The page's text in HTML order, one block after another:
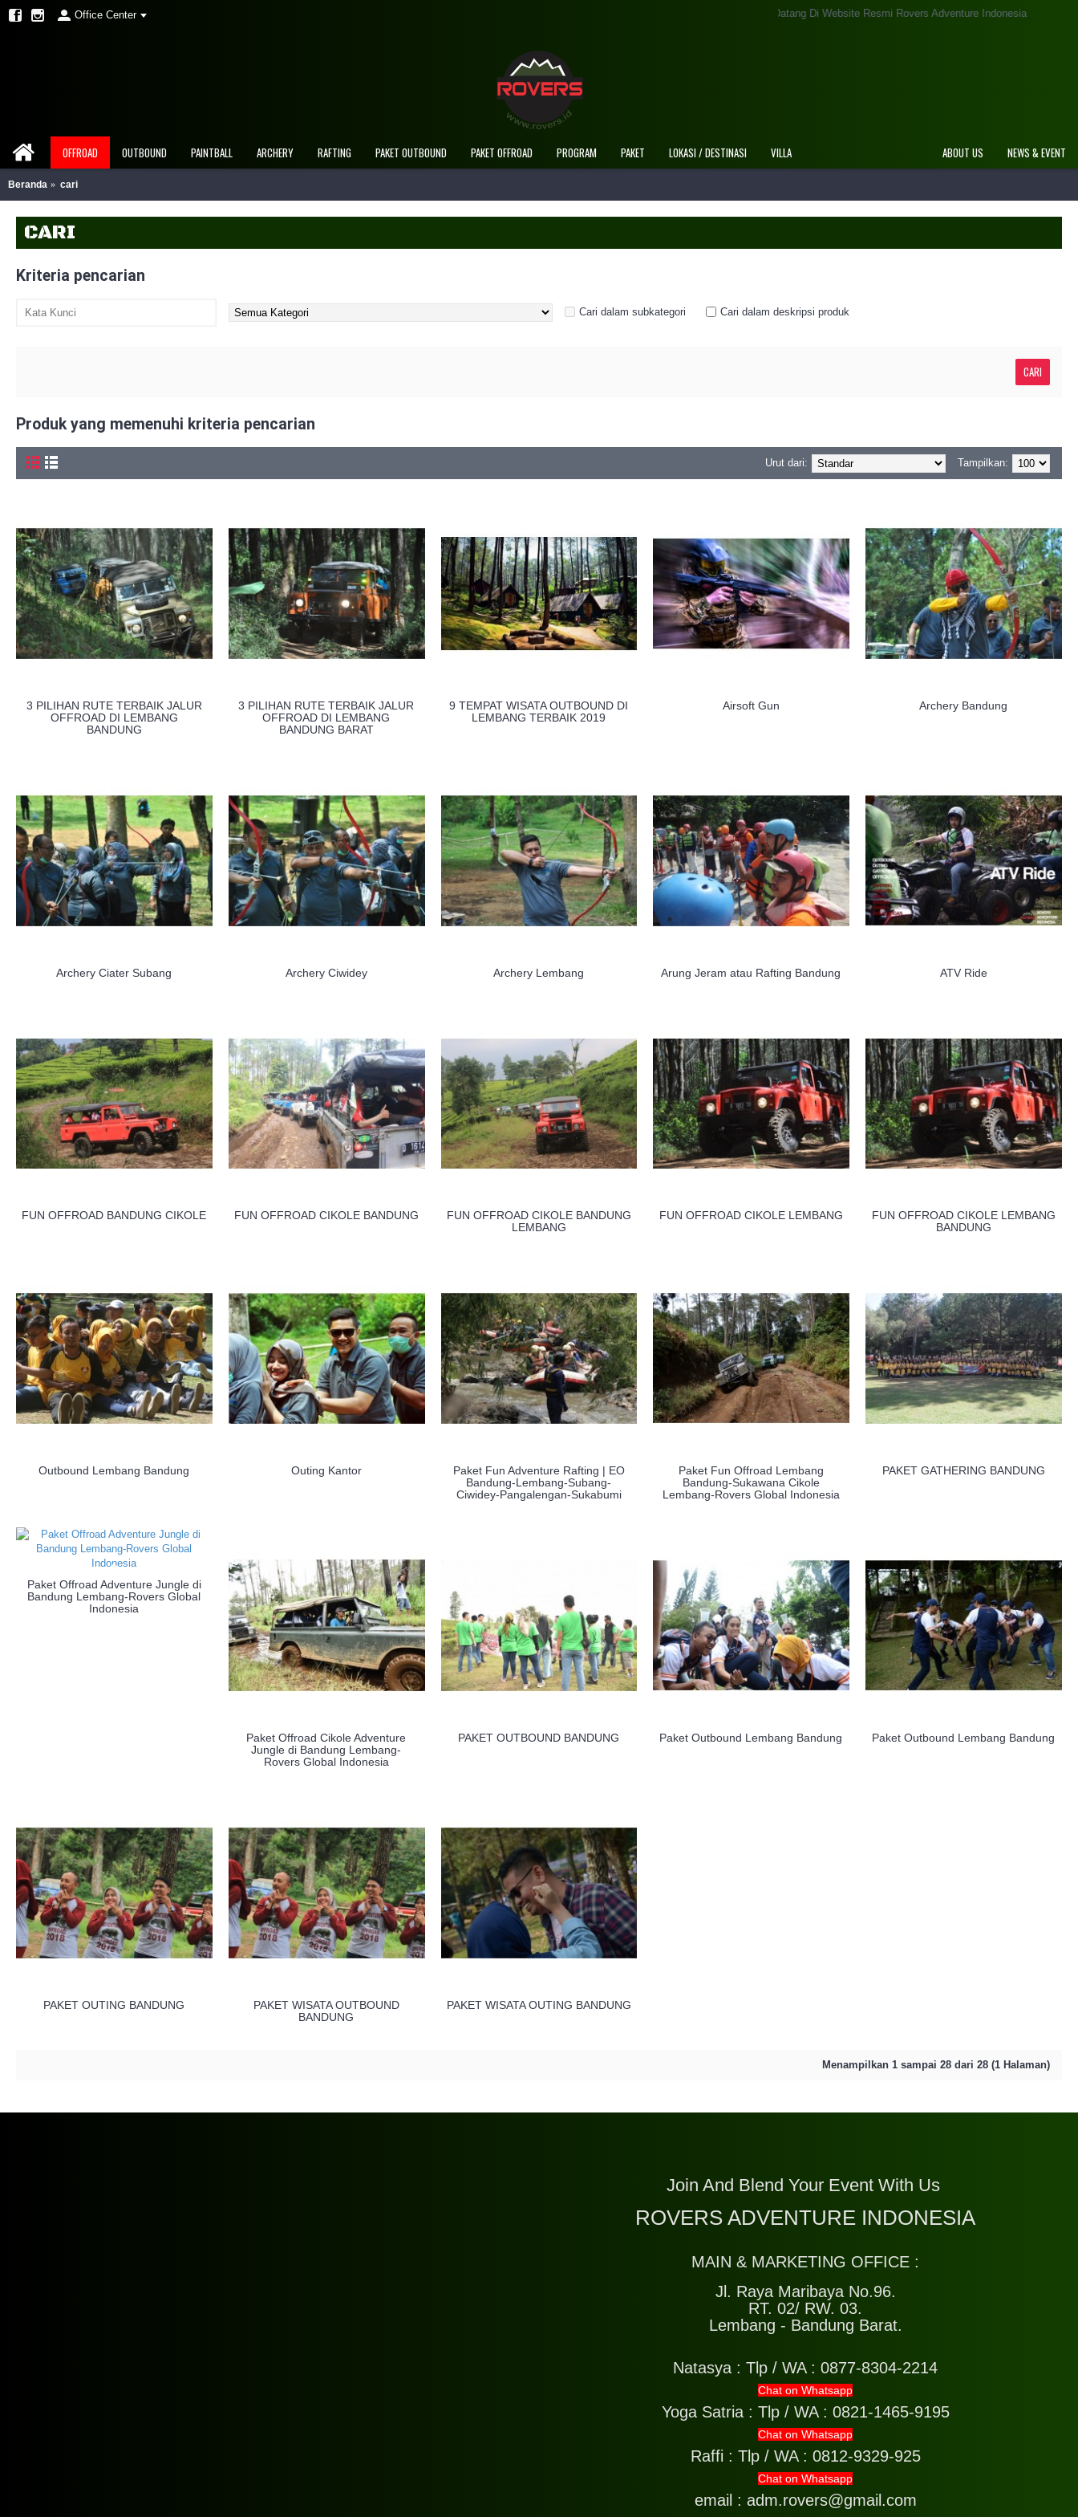
Office Center Selamat Datang Di Website Resmi Rovers Adventure Indonesia
OFFROAD OUTBOUND PAINTBALL ARCHERY RAFTING PAKET OUTBOUND PAKET OFFROAD PROGRAM PAKET LOKASI / DESTINASI VILLA NEWS & EVENT
ABOUT US
Beranda cari
CARI
Kriteria pencarian
Cari dalam subkategori Cari dalam deskripsi produk
Produk yang memenuhi kriteria pencarian
Tampilkan:
Urut dari:
3 PILIHAN RUTE TERBAIK JALUR
OFFROAD DI LEMBANG
BANDUNG
3 PILIHAN RUTE TERBAIK JALUR
OFFROAD DI LEMBANG
BANDUNG BARAT
9 TEMPAT WISATA OUTBOUND DI
LEMBANG TERBAIK 2019
Airsoft Gun Archery Bandung
Archery Ciater Subang Archery Ciwidey Archery Lembang Arung Jeram atau Rafting Bandung ATV Ride
FUN OFFROAD BANDUNG CIKOLE FUN OFFROAD CIKOLE BANDUNG
FUN OFFROAD CIKOLE BANDUNG
LEMBANG
FUN OFFROAD CIKOLE LEMBANG
FUN OFFROAD CIKOLE LEMBANG
BANDUNG
Outbound Lembang Bandung Outing Kantor
Paket Fun Adventure Rafting | EO
Bandung-Lembang-Subang-
Ciwidey-Pangalengan-Sukabumi
Paket Fun Offroad Lembang
Bandung-Sukawana Cikole
Lembang-Rovers Global Indonesia
PAKET GATHERING BANDUNG
Paket Offroad Adventure Jungle di
Bandung Lembang-Rovers Global
Indonesia
Paket Offroad Cikole Adventure
Jungle di Bandung Lembang-
Rovers Global Indonesia
PAKET OUTBOUND BANDUNG Paket Outbound Lembang Bandung Paket Outbound Lembang Bandung
PAKET OUTING BANDUNG
PAKET WISATA OUTBOUND
BANDUNG
PAKET WISATA OUTING BANDUNG
Menampilkan 1 sampai 28 dari 28 (1 Halaman)
Join And Blend Your Event With Us
ROVERS ADVENTURE INDONESIA
MAIN & MARKETING OFFICE :
Jl. Raya Maribaya No.96.
RT. 02/ RW. 03.
Lembang - Bandung Barat.
Natasya :Tlp / WA : 0877-8304-2214
Chat on Whatsapp
Yoga Satria : Tlp / WA : 0821-1465-9195
Chat on Whatsapp
Raffi : Tlp / WA : 0812-9329-925
Chat on Whatsapp
email : adm.rovers@gmail.com